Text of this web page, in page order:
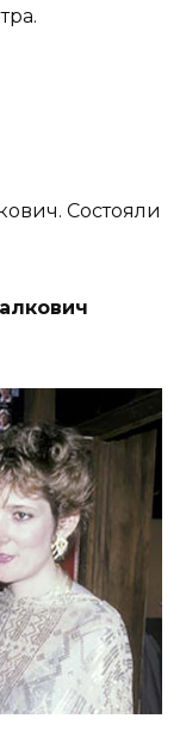
Состояли